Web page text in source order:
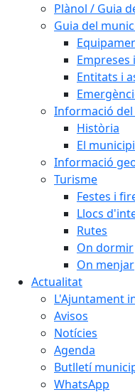
Plànol / Guia
Guia del
Empreses
Entitats i
Informació
Història
El
Informació
Turisme
Festes i
Llocs
Rutes
On dormir
On menjar
Actualitat
L'Ajuntament
Avisos
Notícies
Agenda
Butlletí
WhatsApp